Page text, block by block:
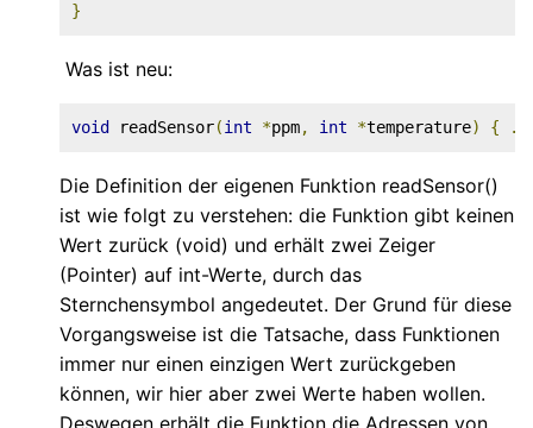
}
Was ist neu:
void readSensor(int *ppm, int *temperature) {
Die Definition der eigenen Funktion readSensor()
ist wie folgt zu verstehen: die Funktion gibt keinen
Wert zurück (void) und erhält zwei Zeiger
(Pointer) auf int-Werte, durch das
Sternchensymbol angedeutet. Der Grund für diese
Vorgangsweise ist die Tatsache, dass Funktionen
immer nur einen einzigen Wert zurückgeben
können, wir hier aber zwei Werte haben wollen.